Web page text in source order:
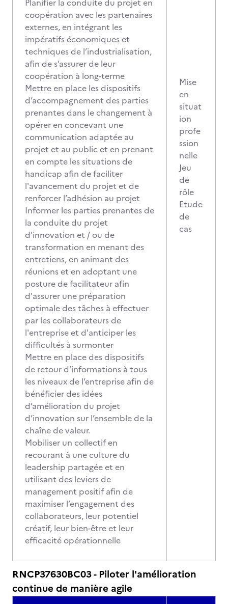
Planifier la conduite du projet en
coopération avec les partenaires
externes, en intégrant les
impératifs économiques et
techniques de l’industrialisation,
afin de s’assurer de leur
coopération à long-terme
Mettre en place les dispositifs
d’accompagnement des parties
prenantes dans le changement à
opérer en concevant une
communication adaptée au
projet et au public et en prenant
en compte les situations de
handicap afin de faciliter
l'avancement du projet et de
renforcer l’adhésion au projet
Informer les parties prenantes de
la conduite du projet
d'innovation et / ou de
transformation en menant des
entretiens, en animant des
réunions et en adoptant une
posture de facilitateur afin
d'assurer une préparation
optimale des tâches à effectuer
par les collaborateurs de
l'entreprise et d'anticiper les
difficultés à surmonter
Mettre en place des dispositifs
de retour d’informations à tous
les niveaux de l’entreprise afin de
bénéficier des idées
d’amélioration du projet
d’innovation sur l’ensemble de la
chaîne de valeur.
Mobiliser un collectif en
recourant à une culture du
leadership partagée et en
utilisant des leviers de
management positif afin de
maximiser l’engagement des
collaborateurs, leur potentiel
créatif, leur bien-être et leur
efficacité opérationnelle
Mise
en
situat
ion
profe
ssion
nelle
Jeu
de
rôle
Etude
de
cas
RNCP37630BC03 - Piloter l'amélioration
continue de manière agile